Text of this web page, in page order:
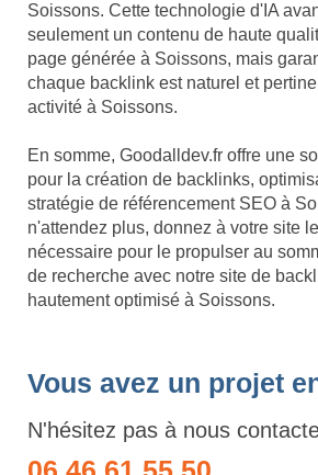
Soissons. Cette technologie d'IA
seulement un contenu de haute
page générée à Soissons, mais
chaque backlink est naturel et
activité à Soissons.
En somme, Goodalldev.fr offre une
pour la création de backlinks,
stratégie de référencement SEO à
n'attendez plus, donnez à votre site
nécessaire pour le propulser au
de recherche avec notre site de
hautement optimisé à Soissons.
Vous avez un projet
N'hésitez pas à nous